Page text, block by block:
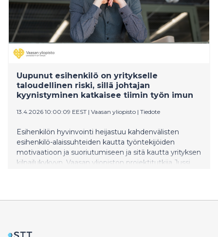
Uupunut esihenkilö on yritykselle
taloudellinen riski, sillä johtajan
kyynistyminen katkaisee tiimin työn imun
13.4.2026 10:00:09 EEST | Vaasan yliopisto | Tiedote
Esihenkilön hyvinvointi heijastuu kahdenvälisten
esihenkilö-alaissuhteiden kautta työntekijöiden
motivaatioon ja suoriutumiseen ja sitä kautta yrityksen
kilpailukykyyn. Vaasan yliopiston projektitutkija Jussi
johtaa työntekijöiden omistautumisen lopahtamiseen.